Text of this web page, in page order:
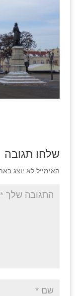
שלחו תגובה
האימייל לא יוצג